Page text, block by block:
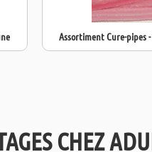
Assortiment Cure-pipes
CHEZ